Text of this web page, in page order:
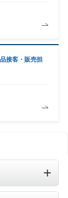
接客・販売担